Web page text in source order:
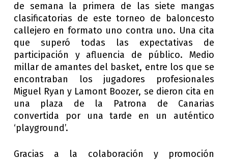
de semana la primera de las siete mangas
clasificatorias de este torneo de baloncesto
callejero en formato uno contra uno. Una cita
que superó todas las expectativas de
participación y afluencia de público. Medio
millar de amantes del basket, entre los que se
encontraban los jugadores profesionales
Miguel Ryan y Lamont Boozer, se dieron cita en
una plaza de la Patrona de Canarias
convertida por una tarde en un auténtico
‘playground’.
Gracias a la colaboración y promoción